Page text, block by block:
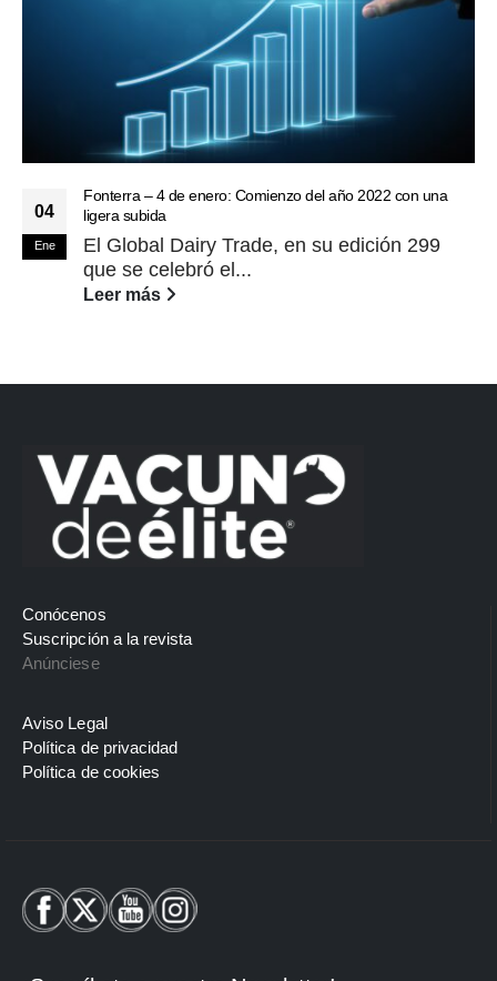
04
Ene
Fonterra – 4 de enero: Comienzo del año 2022 con una
ligera subida
El Global Dairy Trade, en su edición 299
que se celebró el...
Leer más
Conócenos
Suscripción a la revista
Anúnciese
Aviso Legal
Política de privacidad
Política de cookies